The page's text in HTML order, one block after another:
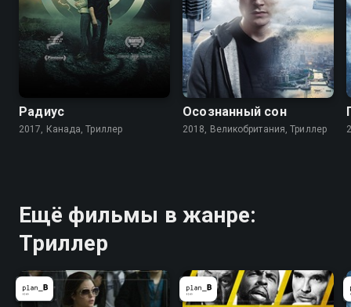
Радиус
2017, Канада, Триллер
Осознанный сон
2018, Великобритания, Триллер
Ещё фильмы в жанре:
Триллер